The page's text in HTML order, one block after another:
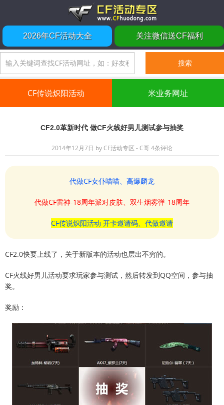
2026年CF活动大全 关注微信送CF福利
CF传说炽阳活动 米业务网址
CF2.0革新时代 做CF火线好男儿测试参与抽奖
2014年12月7日 byCF活动专区 - C哥4条评论
代做CF女仆喵喵、高爆麟龙
代做CF雷神-18周年派对皮肤、双生烟雾弹-18周年
CF传说炽阳活动 开卡邀请码、代做邀请
CF2.0快要上线了，关于新版本的活动也层出不穷的。
CF火线好男儿活动要求玩家参与测试，然后转发到QQ空间，参与抽
奖。
奖励：